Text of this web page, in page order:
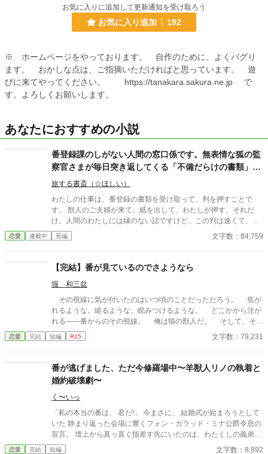
お気に入りに追加して更新通知を受け取ろう
お気に入り追加 192
※ ホームページをやっております。 自作のために、よくバグり
ます。 おかしな点は、ご指摘いただければと思っています。 遊
びに来てやってください。 https://tanakara.sakura.ne.jp で
す。よろしくお願いします。
あなたにおすすめの小説
番登録課のしがない人間の窓口係です。無表情な狐の監
察官さまが毎日突き返してくる「不備だらけの書類」、
これ全部わたしに会う口実ですよね？
旅する書斎（☆ほしい）
わたしの仕事は、番登録の書類を受け取って、判を押すことで
す。 獣人のご夫婦が来て、紙を出して、わたしが押す。それだ
け。人間のわたしには縁のない話ですけど、この判は速くて、ま
っすぐで、かすれません。そこだけは誇りです。 その書類を、三
日続けて突き返されました。 二階から下りてくる白い狐の監察官
ません。 一日目は、点が薄い。二日目は、「三」の横棒が短い。
三日目は、捺印欄から0.5ミリ出ている。 四日目は、朱肉が濃
い。 ……あの、これ、どういうことですか。 窓口の列がざわつき
はじめて、同僚の目が変わって、課長が逃げ腰になって、わたし
の判が知らないところで使われていて。 気づけば、わたしのまわ
りで何かが動いています。 あの人の名前を、わたしはまだ知りま
恋愛 連載中 長編 文字数：84,759
【完結】番が見ているのでさようなら
堀 和三盆
その視線に気が付いたのはいつ頃のことだっただろう。 焦が
れるような。縋るような。睨みつけるような。 どこかから注が
れる――番からのその視線。 俺は猫の獣人だ。 そして、その
見た目の良さから獣人だけでなく人間からだってしょっちゅう告
白をされる。いわゆるモテモテってやつだ。 だから女に困った
そんな風に思っていた。 なのに。 ある日、彼女の一人とのデ
ート中にどこからかその視線を向けられた。正直、信じられなか
った。急に体中が熱くなり、自分が興奮しているのが分かった。
しかし、感じるのは常に視線のみ。 コチラを見るだけで一向
に姿を見せない番を無視し、俺は彼女達との逢瀬を楽しんだ――
というよりは見せつけた。 ……そうすることで番からの視線に
変化が起きるから。
恋愛 完結 短編 R15 文字数：79,231
番が逃げました、ただ今修羅場中〜羊獣人リノの執着と
婚約破壊劇〜
く〜いっ
「私の本当の番は、 君だ!」 今まさに、 結婚式が始まろうとして
いた 静まり返った会場に響くフォン・ガラッド・ミナ公爵令息の
宣言。 壇上から真っ直ぐ指差す先にいたのは、わたくしの義弟リ
ノ。 「わたくし、結婚式の直前で振られたの？」 番の勘違いから
恋愛 完結 短編 文字数：8,892